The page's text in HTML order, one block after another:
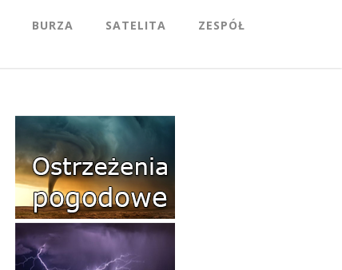
BURZA SATELITA ZESPÓŁ